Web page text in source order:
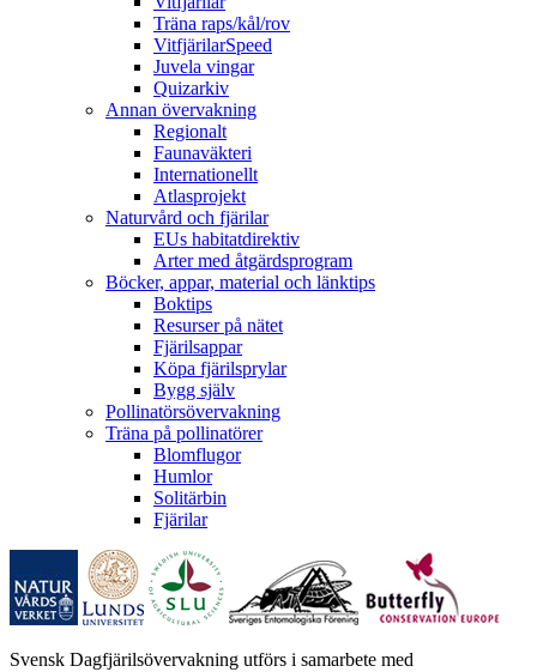
Träna raps/kål/rov
VitfjärilarSpeed
Juvela vingar
Quizarkiv
Annan övervakning
Regionalt
Faunaväkteri
Internationellt
Atlasprojekt
Naturvård och fjärilar
EUs habitatdirektiv
Arter med åtgärdsprogram
Böcker, appar, material och länktips
Boktips
Resurser på nätet
Fjärilsappar
Köpa fjärilsprylar
Bygg själv
Pollinatörsövervakning
Träna på pollinatörer
Blomflugor
Humlor
Solitärbin
Fjärilar
Svensk Dagfjärilsövervakning utförs i samarbete med